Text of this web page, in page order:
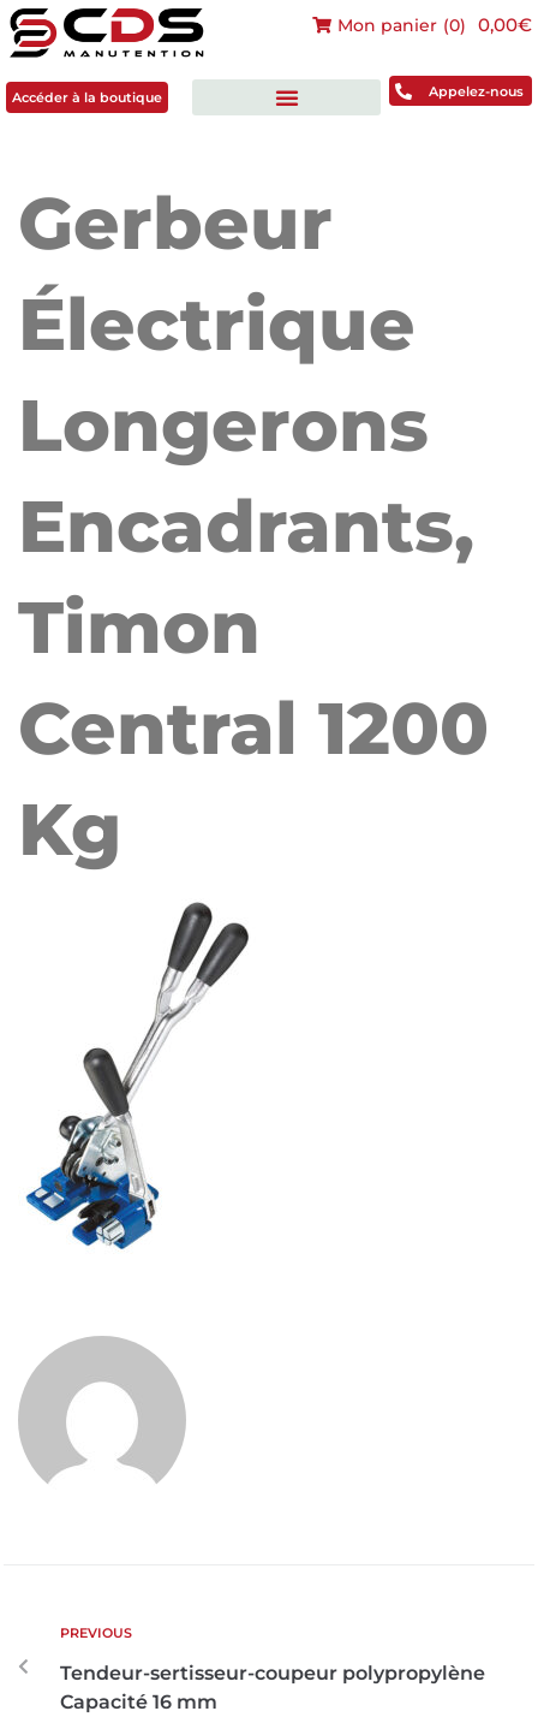
Accéder à la boutique
Mon panier (0) 0,00€
Appelez-nous
Gerbeur
Électrique
Longerons
Encadrants,
Timon
Central 1200
Kg
PREVIOUS
Tendeur-sertisseur-coupeur polypropylène
Capacité 16 mm